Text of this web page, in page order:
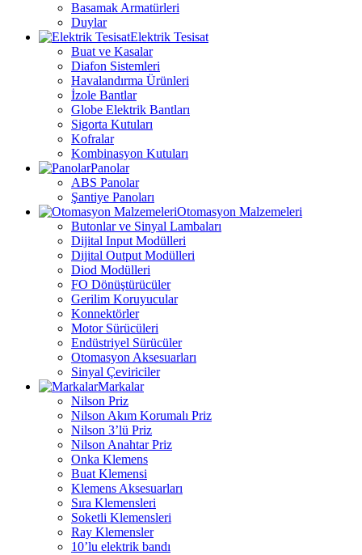
Basamak Armatürleri
Duylar
Elektrik Tesisat
Buat ve Kasalar
Diafon Sistemleri
Havalandırma Ürünleri
İzole Bantlar
Globe Elektrik Bantları
Sigorta Kutuları
Kofralar
Kombinasyon Kutuları
Panolar
ABS Panolar
Şantiye Panoları
Otomasyon Malzemeleri
Butonlar ve Sinyal Lambaları
Dijital Input Modülleri
Dijital Output Modülleri
Diod Modülleri
FO Dönüştürücüler
Gerilim Koruyucular
Konnektörler
Motor Sürücüleri
Endüstriyel Sürücüler
Otomasyon Aksesuarları
Sinyal Çeviriciler
Markalar
Nilson Priz
Nilson Akım Korumalı Priz
Nilson 3’lü Priz
Nilson Anahtar Priz
Onka Klemens
Buat Klemensi
Klemens Aksesuarları
Sıra Klemensleri
Soketli Klemensleri
Ray Klemensler
10’lu elektrik bandı